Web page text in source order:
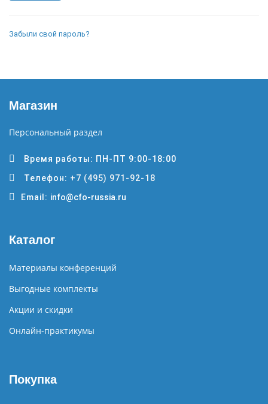
Забыли свой пароль?
Магазин
Персональный раздел
Время работы: ПН-ПТ 9:00-18:00
Телефон: +7 (495) 971-92-18
Email: info@cfo-russia.ru
Каталог
Материалы конференций
Выгодные комплекты
Акции и скидки
Онлайн-практикумы
Покупка